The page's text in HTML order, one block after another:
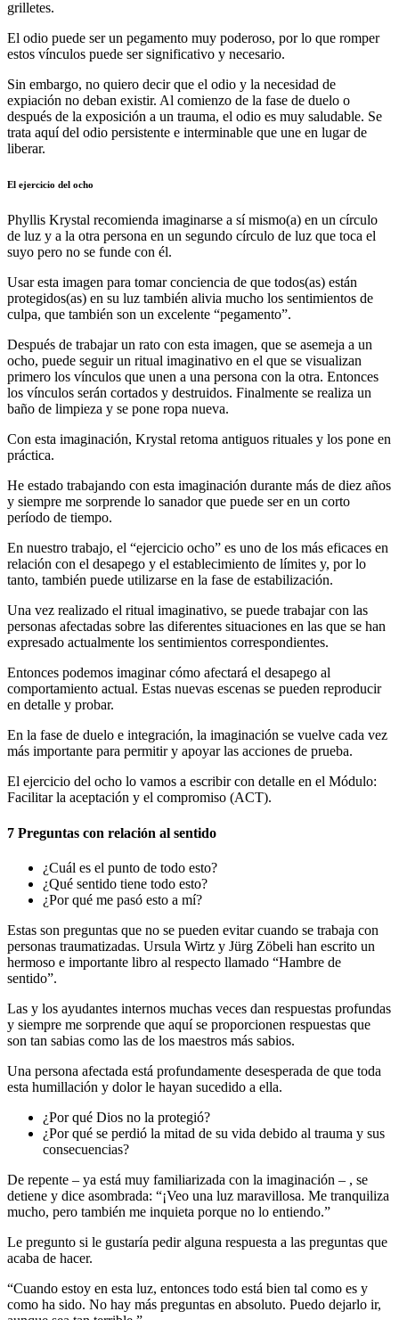
grilletes.
El odio puede ser un pegamento muy poderoso, por lo que romper
estos vínculos puede ser significativo y necesario.
Sin embargo, no quiero decir que el odio y la necesidad de
expiación no deban existir. Al comienzo de la fase de duelo o
después de la exposición a un trauma, el odio es muy saludable. Se
trata aquí del odio persistente e interminable que une en lugar de
liberar.
El ejercicio del ocho
Phyllis Krystal recomienda imaginarse a sí mismo(a) en un círculo
de luz y a la otra persona en un segundo círculo de luz que toca el
suyo pero no se funde con él.
Usar esta imagen para tomar conciencia de que todos(as) están
protegidos(as) en su luz también alivia mucho los sentimientos de
culpa, que también son un excelente “pegamento”.
Después de trabajar un rato con esta imagen, que se asemeja a un
ocho, puede seguir un ritual imaginativo en el que se visualizan
primero los vínculos que unen a una persona con la otra. Entonces
los vínculos serán cortados y destruidos. Finalmente se realiza un
baño de limpieza y se pone ropa nueva.
Con esta imaginación, Krystal retoma antiguos rituales y los pone en
práctica.
He estado trabajando con esta imaginación durante más de diez años
y siempre me sorprende lo sanador que puede ser en un corto
período de tiempo.
En nuestro trabajo, el “ejercicio ocho” es uno de los más eficaces en
relación con el desapego y el establecimiento de límites y, por lo
tanto, también puede utilizarse en la fase de estabilización.
Una vez realizado el ritual imaginativo, se puede trabajar con las
personas afectadas sobre las diferentes situaciones en las que se han
expresado actualmente los sentimientos correspondientes.
Entonces podemos imaginar cómo afectará el desapego al
comportamiento actual. Estas nuevas escenas se pueden reproducir
en detalle y probar.
En la fase de duelo e integración, la imaginación se vuelve cada vez
más importante para permitir y apoyar las acciones de prueba.
El ejercicio del ocho lo vamos a escribir con detalle en el Módulo:
Facilitar la aceptación y el compromiso (ACT).
7 Preguntas con relación al sentido
¿Cuál es el punto de todo esto?
¿Qué sentido tiene todo esto?
¿Por qué me pasó esto a mí?
Estas son preguntas que no se pueden evitar cuando se trabaja con
personas traumatizadas. Ursula Wirtz y Jürg Zöbeli han escrito un
hermoso e importante libro al respecto llamado “Hambre de
sentido”.
Las y los ayudantes internos muchas veces dan respuestas profundas
y siempre me sorprende que aquí se proporcionen respuestas que
son tan sabias como las de los maestros más sabios.
Una persona afectada está profundamente desesperada de que toda
esta humillación y dolor le hayan sucedido a ella.
¿Por qué Dios no la protegió?
¿Por qué se perdió la mitad de su vida debido al trauma y sus
consecuencias?
De repente – ya está muy familiarizada con la imaginación – , se
detiene y dice asombrada: “¡Veo una luz maravillosa. Me tranquiliza
mucho, pero también me inquieta porque no lo entiendo.”
Le pregunto si le gustaría pedir alguna respuesta a las preguntas que
acaba de hacer.
“Cuando estoy en esta luz, entonces todo está bien tal como es y
como ha sido. No hay más preguntas en absoluto. Puedo dejarlo ir,